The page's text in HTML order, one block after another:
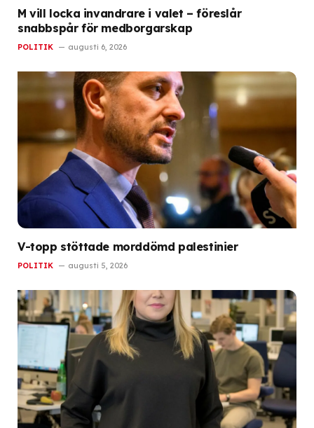
M vill locka invandrare i valet – föreslår
snabbspår för medborgarskap
POLITIK augusti 6, 2026
V-topp stöttade morddömd palestinier
POLITIK augusti 5, 2026